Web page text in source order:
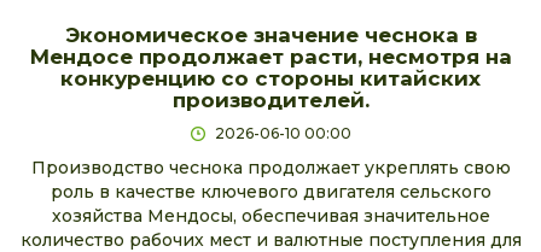
Экономическое значение чеснока в
Мендосе продолжает расти, несмотря на
конкуренцию со стороны китайских
производителей.
2026-06-10 00:00
Производство чеснока продолжает укреплять свою
роль в качестве ключевого двигателя сельского
хозяйства Мендосы, обеспечивая значительное
количество рабочих мест и валютные поступления для